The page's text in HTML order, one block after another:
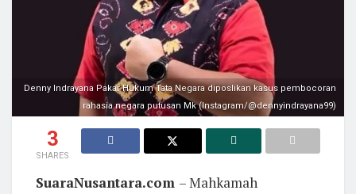
Denny Indrayana Pakar Hukum Tata Negara diposlikan kasus pembocoran
rahasia negara putusan Mk (Instagram/@dennyindrayana99)
3
SHARES
SuaraNusantara.com – Mahkamah